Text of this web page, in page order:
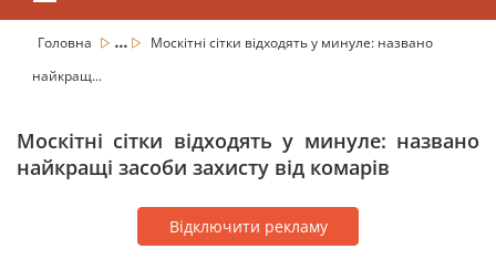
Головна ...
Москітні сітки відходять у минуле: названо
найкращ...
Москітні сітки відходять у минуле: названо
найкращі засоби захисту від комарів
Відключити рекламу